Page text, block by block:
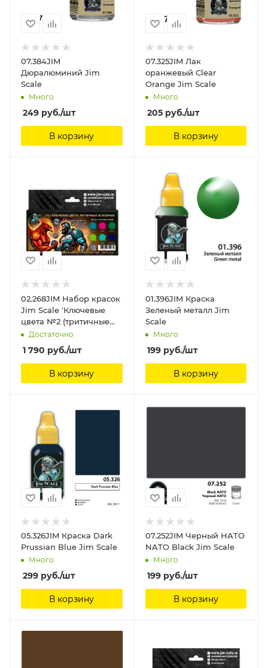
07.384JIM
Дюралюминий Jim
Scale
Много
249 руб./шт
В корзину
07.325JIM Лак
оранжевый Clear
Orange Jim Scale
Много
205руб./шт
В корзину
02.268JIM Набор красок
Jim Scale 'Ключевые
цвета №2 (тритичные
цвета)' Jim Scale
Достаточно
1 790 руб./шт
В корзину
01.396JIM Краска
Зеленый металл Jim
Scale
Много
199руб./шт
В корзину
05.326JIM Краска Dark
Prussian Blue Jim Scale
Много
299 руб./шт
В корзину
07.252JIM Черный НАТО
NATO Black Jim Scale
Много
199руб./шт
В корзину